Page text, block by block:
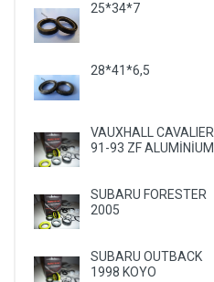
KIA
LANCIA
LAND ROVER
LEXUS
LINCOLN
MASERATI
MAZDA
MERCURY
25*34*7
28*41*6,5
VAUXHALL CAVALIER
91-93 ZF ALUMİNİUM
SUBARU FORESTER
2005
SUBARU OUTBACK
1998 KOYO
W LT 28-46 1996 KÜÇÜK